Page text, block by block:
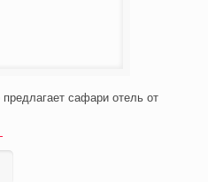
сафари отель от